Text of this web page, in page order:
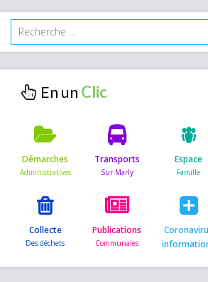
En un
Démarches Transports Espace
Collecte Publications